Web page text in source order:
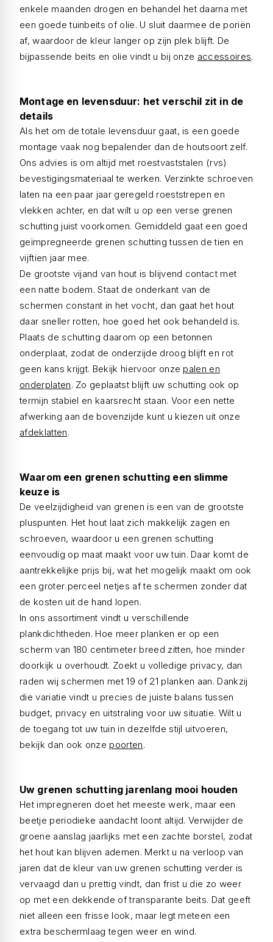
enkele maanden drogen en behandel het daarna met
een goede tuinbeits of olie. U sluit daarmee de poriën
af, waardoor de kleur langer op zijn plek blijft. De
bijpassende beits en olie vindt u bij onze accessoires.
Montage en levensduur: het verschil zit in de
details
Als het om de totale levensduur gaat, is een goede
montage vaak nog bepalender dan de houtsoort zelf.
Ons advies is om altijd met roestvaststalen (rvs)
bevestigingsmateriaal te werken. Verzinkte schroeven
laten na een paar jaar geregeld roeststrepen en
vlekken achter, en dat wilt u op een verse grenen
schutting juist voorkomen. Gemiddeld gaat een goed
geïmpregneerde grenen schutting tussen de tien en
vijftien jaar mee.
De grootste vijand van hout is blijvend contact met
een natte bodem. Staat de onderkant van de
schermen constant in het vocht, dan gaat het hout
daar sneller rotten, hoe goed het ook behandeld is.
Plaats de schutting daarom op een betonnen
onderplaat, zodat de onderzijde droog blijft en rot
geen kans krijgt. Bekijk hiervoor onze palen en
onderplaten. Zo geplaatst blijft uw schutting ook op
termijn stabiel en kaarsrecht staan. Voor een nette
afwerking aan de bovenzijde kunt u kiezen uit onze
afdeklatten.
Waarom een grenen schutting een slimme
keuze is
De veelzijdigheid van grenen is een van de grootste
pluspunten. Het hout laat zich makkelijk zagen en
schroeven, waardoor u een grenen schutting
eenvoudig op maat maakt voor uw tuin. Daar komt de
aantrekkelijke prijs bij, wat het mogelijk maakt om ook
een groter perceel netjes af te schermen zonder dat
de kosten uit de hand lopen.
In ons assortiment vindt u verschillende
plankdichtheden. Hoe meer planken er op een
scherm van 180 centimeter breed zitten, hoe minder
doorkijk u overhoudt. Zoekt u volledige privacy, dan
raden wij schermen met 19 of 21 planken aan. Dankzij
die variatie vindt u precies de juiste balans tussen
budget, privacy en uitstraling voor uw situatie. Wilt u
de toegang tot uw tuin in dezelfde stijl uitvoeren,
bekijk dan ook onze poorten.
Uw grenen schutting jarenlang mooi houden
Het impregneren doet het meeste werk, maar een
beetje periodieke aandacht loont altijd. Verwijder de
groene aanslag jaarlijks met een zachte borstel, zodat
het hout kan blijven ademen. Merkt u na verloop van
jaren dat de kleur van uw grenen schutting verder is
vervaagd dan u prettig vindt, dan frist u die zo weer
op met een dekkende of transparante beits. Dat geeft
niet alleen een frisse look, maar legt meteen een
extra beschermlaag tegen weer en wind.